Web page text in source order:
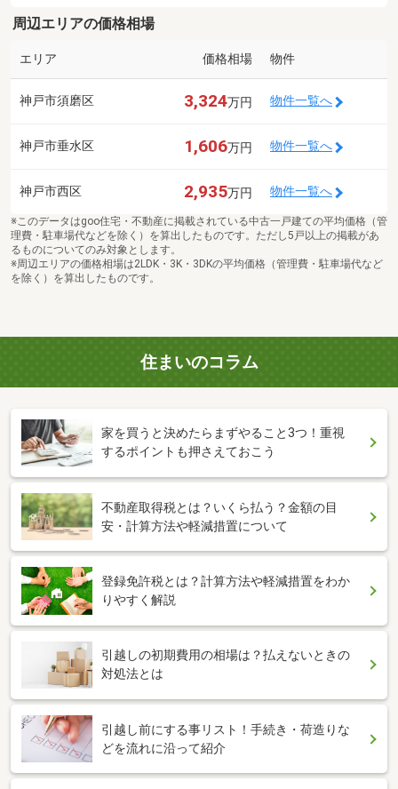
周辺エリアの価格相場
エリア 価格相場 物件
神戸市須磨区 3,324万円 物件一覧へ
神戸市垂水区 1,606万円 物件一覧へ
神戸市西区 2,935万円 物件一覧へ
※このデータはgoo住宅・不動産に掲載されている中古一戸建ての平均価格（管
理費・駐車場代などを除く）を算出したものです。ただし5戸以上の掲載があ
るものについてのみ対象とします。
※周辺エリアの価格相場は2LDK・3K・3DKの平均価格（管理費・駐車場代など
を除く）を算出したものです。
住まいのコラム
家を買うと決めたらまずやること3つ！重視
するポイントも押さえておこう
不動産取得税とは？いくら払う？金額の目
安・計算方法や軽減措置について
登録免許税とは？計算方法や軽減措置をわか
りやすく解説
引越しの初期費用の相場は？払えないときの
対処法とは
引越し前にする事リスト！手続き・荷造りな
どを流れに沿って紹介